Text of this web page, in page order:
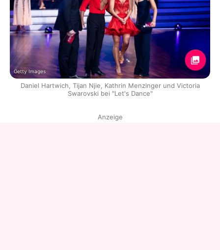
Getty Images
Daniel Hartwich, Tijan Njie, Kathrin Menzinger und Victoria
Swarovski bei "Let's Dance"
Anzeige